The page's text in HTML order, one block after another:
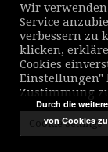
Wir
Service
verbessern zu
klicken,
Cookies
Einstellungen"
Zustimmung
Cookie Settings
Durch die
von Cookies